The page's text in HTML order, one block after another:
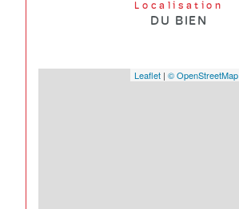
Localisation
DU BIEN
Leaflet | © OpenStreetMap